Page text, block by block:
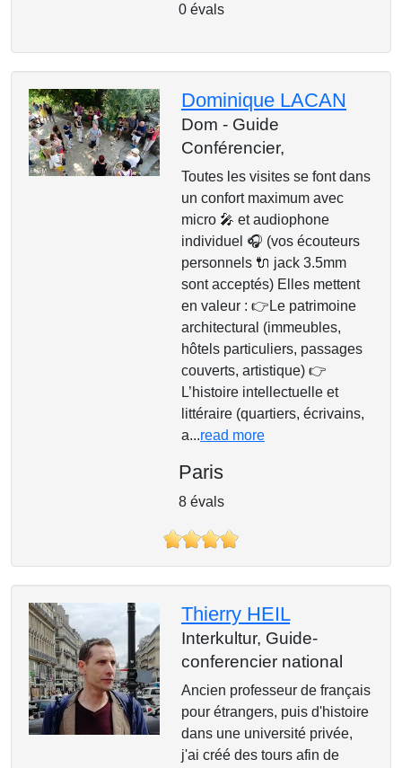
0 évals
Dominique LACAN
Dom - Guide
Conférencier,
Toutes les visites se font dans
un confort maximum avec
micro 🎤 et audiophone
individuel 🎧 (vos écouteurs
personnels 🔌 jack 3.5mm
sont acceptés) Elles mettent
en valeur : 👉Le patrimoine
architectural (immeubles,
hôtels particuliers, passages
couverts, artistique) 👉
L’histoire intellectuelle et
littéraire (quartiers, écrivains,
a...read more
Paris
8 évals
Thierry HEIL
Interkultur, Guide-
conferencier national
Ancien professeur de français
pour étrangers, puis d'histoire
dans une université privée,
j'ai créé des tours afin de